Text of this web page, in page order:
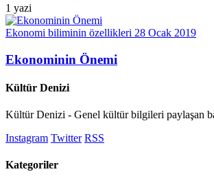
1 yazi
Ekonomi biliminin özellikleri 28 Ocak 2019
Ekonominin Önemi
Kültür Denizi
Kültür Denizi - Genel kültür bilgileri paylaşan
Instagram Twitter RSS
Kategoriler